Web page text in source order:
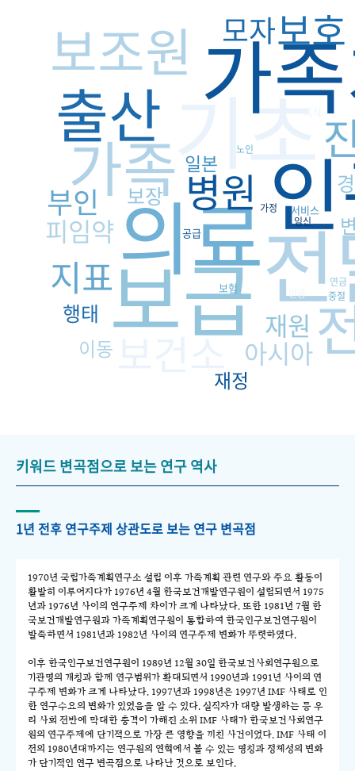
의료
기초
가
보급
가족
출산
보조원
보건소
병원
보호
지표
모자
부인
아시아
피임약
재원
보장
행태
이동
재정
일본
서비스
공급
보험
가정
연금
노인
임신
인공 중절
키워드 변곡점으로 보는 연구 역사
1년 전후 연구주제 상관도로 보는 연구 변곡점
1970년 국립가족계획연구소 설립 이후 가족계획 관련 연구와 주요 활동이
활발히 이루어지다가 1976년 4월 한국보건개발연구원이 설립되면서 1975
년과 1976년 사이의 연구주제 차이가 크게 나타났다. 또한 1981년 7월 한
국보건개발연구원과 가족계획연구원이 통합하여 한국인구보건연구원이
발족하면서 1981년과 1982년 사이의 연구주제 변화가 뚜렷하였다.
이후 한국인구보건연구원이 1989년 12월 30일 한국보건사회연구원으로
기관명의 개칭과 함께 연구범위가 확대되면서 1990년과 1991년 사이의 연
구주제 변화가 크게 나타났다. 1997년과 1998년은 1997년 IMF 사태로 인
한 연구수요의 변화가 있었음을 알 수 있다. 실직자가 대량 발생하는 등 우
리 사회 전반에 막대한 충격이 가해진 소위 IMF 사태가 한국보건사회연구
원의 연구주제에 단기적으로 가장 큰 영향을 끼친 사건이었다. IMF 사태 이
전의 1980년대까지는 연구원의 연혁에서 볼 수 있는 명칭과 정체성의 변화
가 단기적인 연구 변곡점으로 나타난 것으로 보인다.